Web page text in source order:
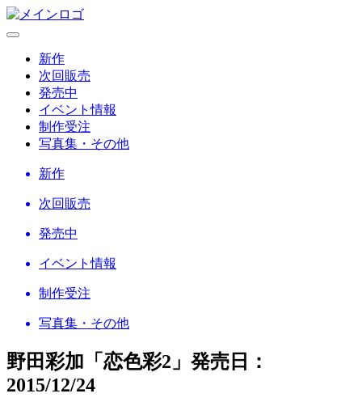
新作
次回販売
発売中
イベント情報
制作受注
写真集・その他
新作
次回販売
発売中
イベント情報
制作受注
写真集・その他
野田彩加「恋色彩2」 発売日：
2015/12/24